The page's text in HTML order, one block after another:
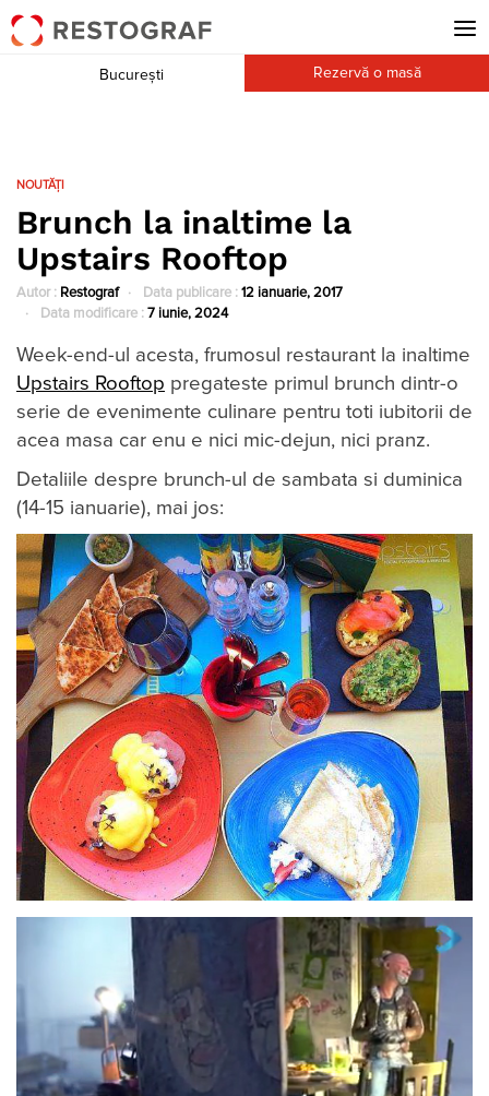
București Rezervă o masă
NOUTĂȚI
Brunch la inaltime la
Upstairs Rooftop
Autor : Restograf Data publicare : 12 ianuarie, 2017
Data modificare : 7 iunie, 2024
Week-end-ul acesta, frumosul restaurant la inaltime
Upstairs Rooftop pregateste primul brunch dintr-o
serie de evenimente culinare pentru toti iubitorii de
acea masa car enu e nici mic-dejun, nici pranz.
Detaliile despre brunch-ul de sambata si duminica
(14-15 ianuarie), mai jos: